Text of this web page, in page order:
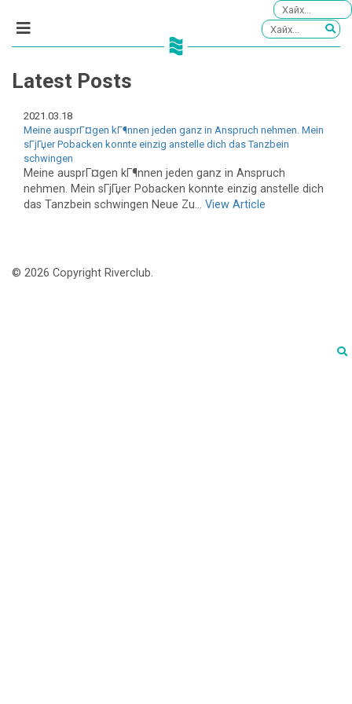
Latest Posts
2021.03.18
Meine ausprГ¤gen kГ¶nnen jeden ganz in Anspruch nehmen. Mein
sГјГџer Pobacken konnte einzig anstelle dich das Tanzbein
schwingen
Meine ausprГ¤gen kГ¶nnen jeden ganz in Anspruch
nehmen. Mein sГјГџer Pobacken konnte einzig anstelle dich
das Tanzbein schwingen Neue Zu... View Article
© 2026 Copyright Riverclub.